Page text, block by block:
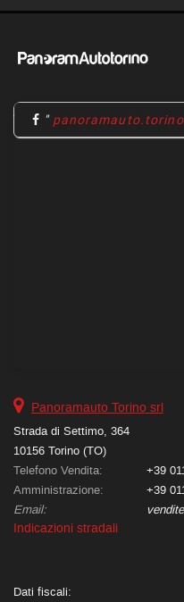
" panoramauto.torino
Panoramauto Torino srl
Strada di Settimo, 364
10156 Torino (TO)
Telefono Vendita:
+39
Amministrazione:
+39
Email:
Indicazioni stradali
Dati fiscali: